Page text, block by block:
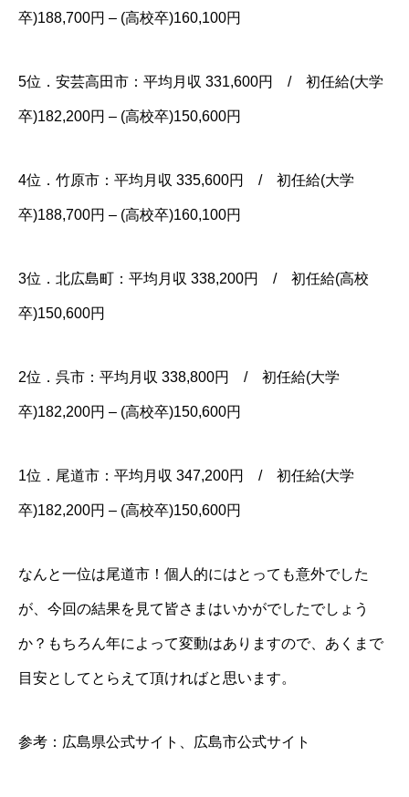
卒)188,700円 – (高校卒)160,100円
5位．安芸高田市：平均月収 331,600円 / 初任給(大学
卒)182,200円 – (高校卒)150,600円
4位．竹原市：平均月収 335,600円 / 初任給(大学
卒)188,700円 – (高校卒)160,100円
3位．北広島町：平均月収 338,200円 / 初任給(高校
卒)150,600円
2位．呉市：平均月収 338,800円 / 初任給(大学
卒)182,200円 – (高校卒)150,600円
1位．尾道市：平均月収 347,200円 / 初任給(大学
卒)182,200円 – (高校卒)150,600円
なんと一位は尾道市！個人的にはとっても意外でした
が、今回の結果を見て皆さまはいかがでしたでしょう
か？もちろん年によって変動はありますので、あくまで
目安としてとらえて頂ければと思います。
参考： 広島県公式サイト 広島市公式サイト